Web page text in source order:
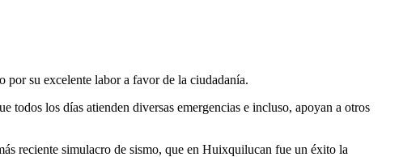
su excelente labor a favor de la ciudadanía.
los días atienden diversas emergencias e incluso, apoyan a otros
reciente simulacro de sismo, que en Huixquilucan fue un éxito la